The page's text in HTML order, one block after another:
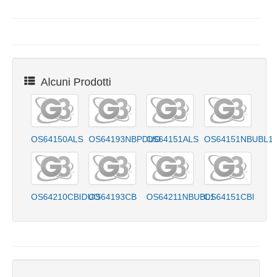
Alcuni Prodotti
OS64150ALS OS64193NBPDUOOS64151ALS
OS64210CBIDUOOS64193CB OS64211NBUBL1OS64151CBI